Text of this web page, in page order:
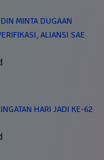
MINTA DUGAAN
ALIANSI SAE
HARI JADI KE-62